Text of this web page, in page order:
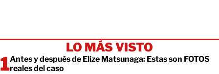
LO MÁS VISTO
Antes y después de Elize Matsunaga: Estas son FOTOS
reales del caso